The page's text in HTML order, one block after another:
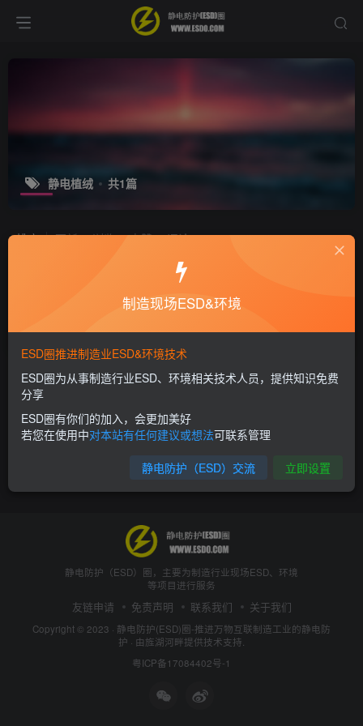
静电植绒 共1篇
排序 更新 浏览 点赞 评论
生活中的静电应用有哪些?
静电技术
6年前 1.8W+
静电防护（ESD）圈，主要为制造行业现场ESD、环境
等项目进行服务
友链申请 免责声明 联系我们 关于我们
Copyright © 2023 · 静电防护(ESD)圈-推进万物互联制造工业的静电防
护 · 由旌湖河畔提供技术支持.
粤ICP备17084402号-1
制造现场ESD&环境
ESD圈推进制造业ESD&环境技术
ESD圈为从事制造行业ESD、环境相关技术人员，提供知识免费
分享
ESD圈有你们的加入，会更加美好
若您在使用中对本站有任何建议或想法可联系管理
静电防护（ESD）交流 立即设置